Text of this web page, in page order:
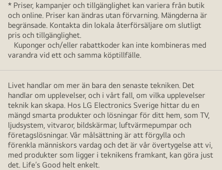
* Priser, kampanjer och tillgänglighet kan variera från butik
och online. Priser kan ändras utan förvarning. Mängderna är
begränsade. Kontakta din lokala återförsäljare om slutligt
pris och tillgänglighet.
Kuponger och/eller rabattkoder kan inte kombineras med
varandra vid ett och samma köptillfälle.
Livet handlar om mer än bara den senaste tekniken. Det
handlar om upplevelser, och i vårt fall, om vilka upplevelser
teknik kan skapa. Hos LG Electronics Sverige hittar du en
mängd smarta produkter och lösningar för ditt hem, som TV,
ljudsystem, vitvaror, bildskärmar, luftvärmepumpar och
företagslösningar. Vår målsättning är att förgylla och
förenkla människors vardag och det är vår övertygelse att vi,
med produkter som ligger i teknikens framkant, kan göra just
det. Life’s Good helt enkelt.